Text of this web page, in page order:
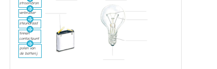
stroombron
verbruiker
steundraad
tinnen
contactpunt
polen van
de batterij